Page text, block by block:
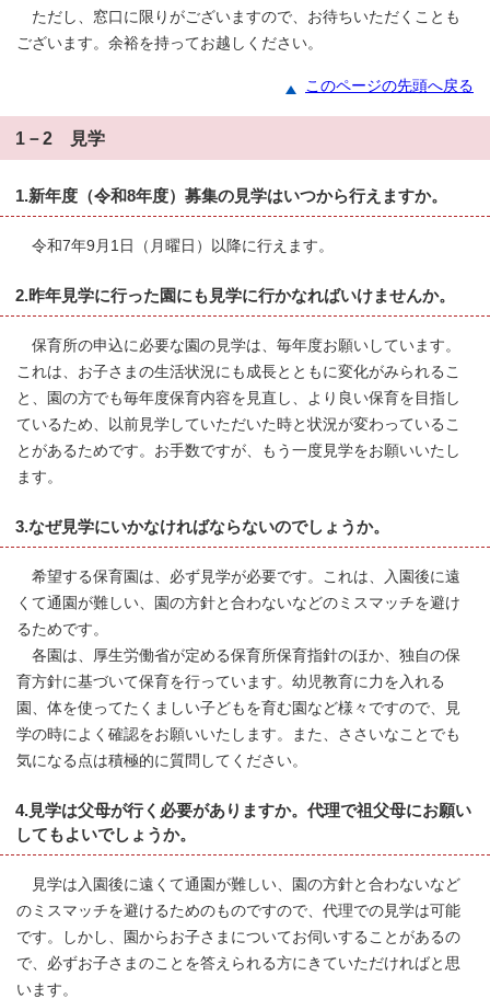
ただし、窓口に限りがございますので、お待ちいただくことも
ございます。余裕を持ってお越しください。
このページの先頭へ戻る
1－2 見学
1.新年度（令和8年度）募集の見学はいつから行えますか。
令和7年9月1日（月曜日）以降に行えます。
2.昨年見学に行った園にも見学に行かなればいけませんか。
保育所の申込に必要な園の見学は、毎年度お願いしています。
これは、お子さまの生活状況にも成長とともに変化がみられるこ
と、園の方でも毎年度保育内容を見直し、より良い保育を目指し
ているため、以前見学していただいた時と状況が変わっているこ
とがあるためです。お手数ですが、もう一度見学をお願いいたし
ます。
3.なぜ見学にいかなければならないのでしょうか。
希望する保育園は、必ず見学が必要です。これは、入園後に遠
くて通園が難しい、園の方針と合わないなどのミスマッチを避け
るためです。
各園は、厚生労働省が定める保育所保育指針のほか、独自の保
育方針に基づいて保育を行っています。幼児教育に力を入れる
園、体を使ってたくましい子どもを育む園など様々ですので、見
学の時によく確認をお願いいたします。また、ささいなことでも
気になる点は積極的に質問してください。
4.見学は父母が行く必要がありますか。代理で祖父母にお願い
してもよいでしょうか。
見学は入園後に遠くて通園が難しい、園の方針と合わないなど
のミスマッチを避けるためのものですので、代理での見学は可能
です。しかし、園からお子さまについてお伺いすることがあるの
で、必ずお子さまのことを答えられる方にきていただければと思
います。